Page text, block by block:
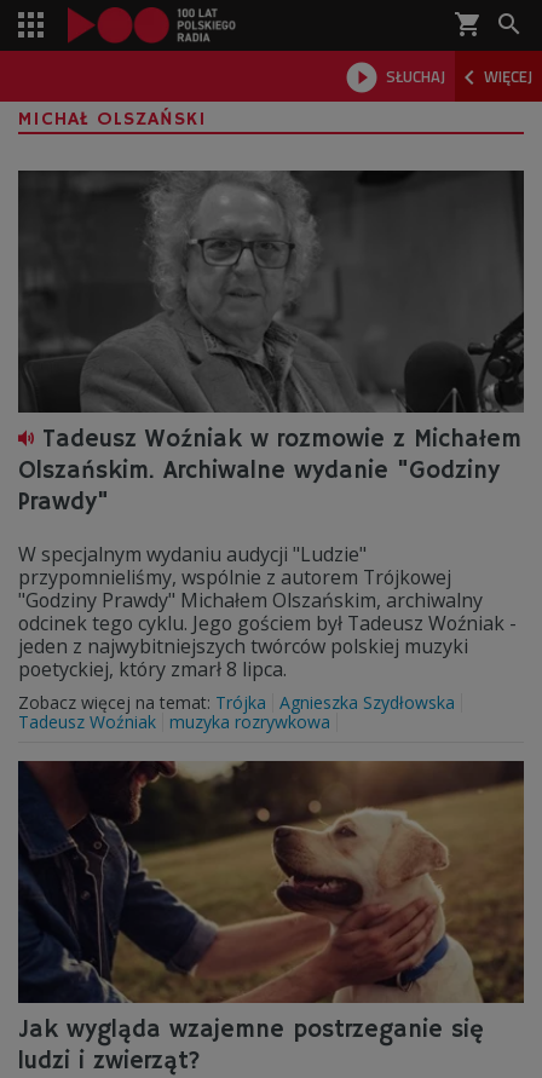
shopping_cart 
 SŁUCHAJ  WIĘCEJ

MICHAŁ OLSZAŃSKI
Tadeusz Woźniak w rozmowie z Michałem
Olszańskim. Archiwalne wydanie "Godziny
Prawdy"
W specjalnym wydaniu audycji "Ludzie"
przypomnieliśmy, wspólnie z autorem Trójkowej
"Godziny Prawdy" Michałem Olszańskim, archiwalny
odcinek tego cyklu. Jego gościem był Tadeusz Woźniak -
jeden z najwybitniejszych twórców polskiej muzyki
poetyckiej, który zmarł 8 lipca.
Zobacz więcej na temat: Trójka
Agnieszka Szydłowska
Tadeusz Woźniak
muzyka rozrywkowa
Jak wygląda wzajemne postrzeganie się
ludzi i zwierząt?